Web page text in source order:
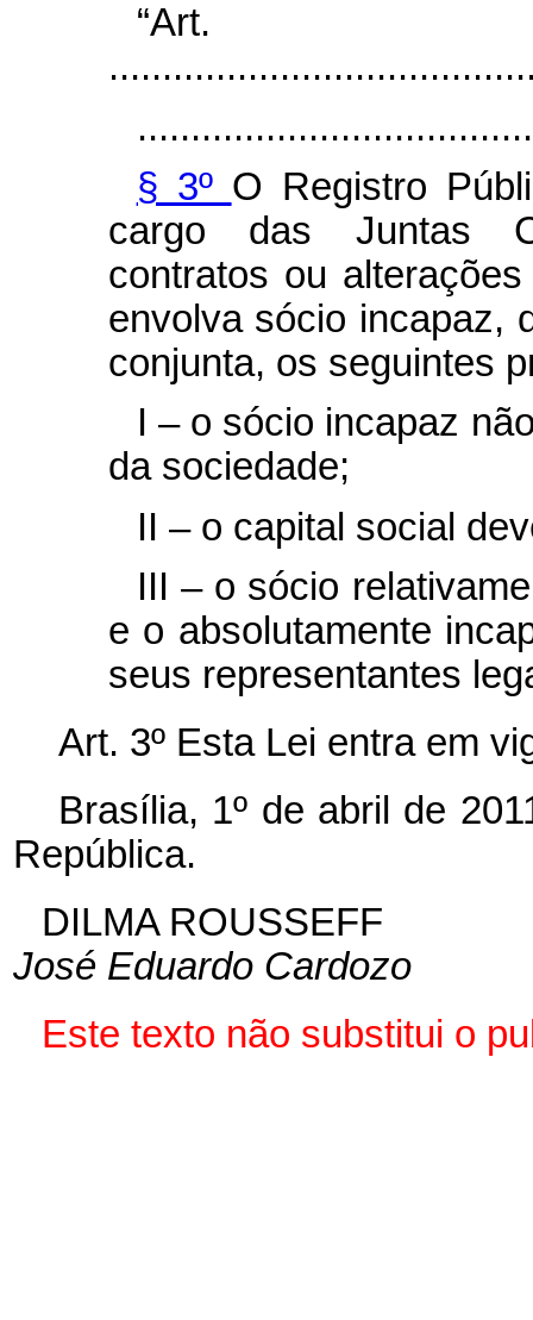
§ 3º O Registro
cargo das Juntas
contratos ou
envolva sócio incapaz,
conjunta, os seguintes
I – o sócio incapaz
da sociedade;
II – o capital social
III – o sócio
e o absolutamente
seus representantes
Art. 3º Esta Lei entra em
Brasília, 1º de abril de
República.
DILMA ROUSSEFF
José Eduardo Cardozo
Este texto não substitui o